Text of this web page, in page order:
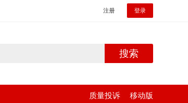
注册 登录
搜索
质量投诉 移动版